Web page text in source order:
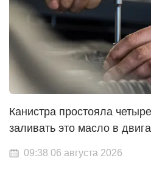
Канистра простояла
заливать это масло в
09:38 06 августа 2026